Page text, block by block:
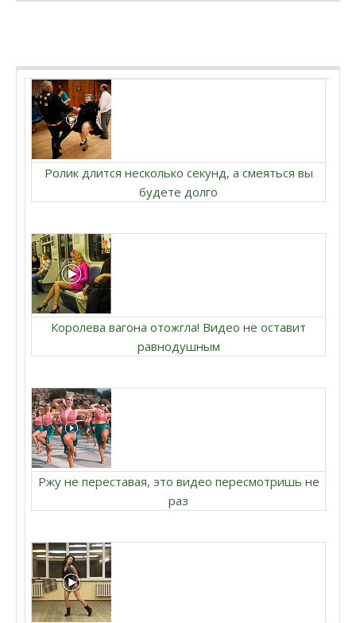
Ролик длится несколько секунд, а смеяться вы
будете долго
Королева вагона отожгла! Видео не оставит
равнодушным
Ржу не переставая, это видео пересмотришь не
раз